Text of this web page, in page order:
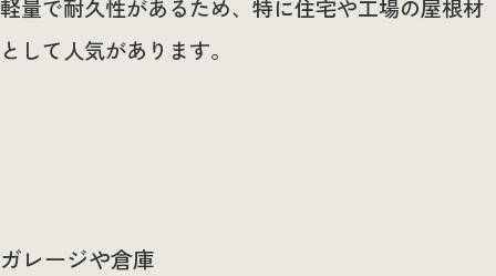
軽量で耐久性があるため、特に住宅や工場の屋根材
として人気があります。
ガレージや倉庫